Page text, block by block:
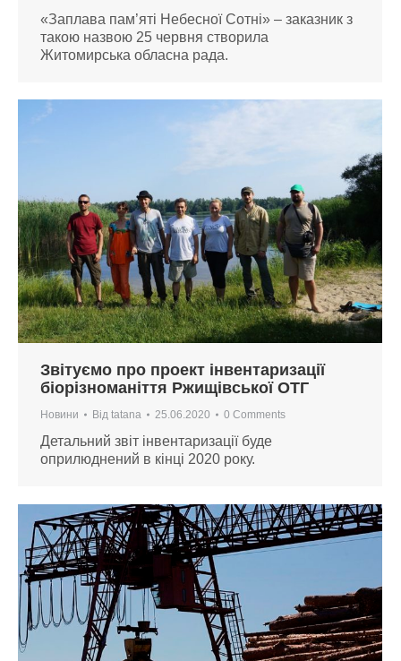
«Заплава пам’яті Небесної Сотні» – заказник з
такою назвою 25 червня створила
Житомирська обласна рада.
Звітуємо про проект інвентаризації
біорізноманіття Ржищівської ОТГ
Новини Від tatana 25.06.2020 0 Comments
Детальний звіт інвентаризації буде
оприлюднений в кінці 2020 року.